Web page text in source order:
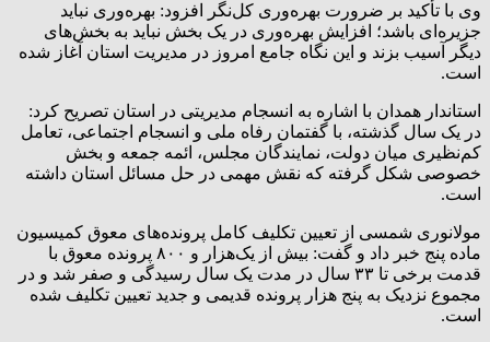
وی با تأکید بر ضرورت بهره‌وری کل‌نگر افزود: بهره‌وری نباید
جزیره‌ای باشد؛ افزایش بهره‌وری در یک بخش نباید به بخش‌های
دیگر آسیب بزند و این نگاه جامع امروز در مدیریت استان آغاز شده
است.
استاندار همدان با اشاره به انسجام مدیریتی در استان تصریح کرد:
در یک سال گذشته، با گفتمان رفاه ملی و انسجام اجتماعی، تعامل
کم‌نظیری میان دولت، نمایندگان مجلس، ائمه جمعه و بخش
خصوصی شکل گرفته که نقش مهمی در حل مسائل استان داشته
است.
مولانوری شمسی از تعیین تکلیف کامل پرونده‌های معوق کمیسیون
ماده پنج خبر داد و گفت: بیش از یک‌هزار و ۸۰۰ پرونده معوق با
قدمت برخی تا ۳۳ سال در مدت یک سال رسیدگی و صفر شد و در
مجموع نزدیک به پنج هزار پرونده قدیمی و جدید تعیین تکلیف شده
است.